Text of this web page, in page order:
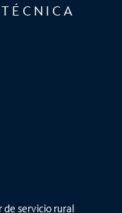
de servicio rural